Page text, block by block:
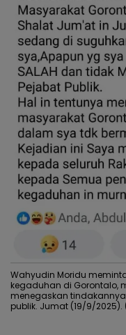
Wahyudin Moridu
kegaduhan di Gorontalo,
menegaskan
publik. Jumat (19/9/